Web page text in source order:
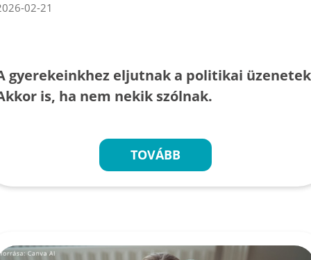
02-21
gyerekeinkhez eljutnak a politikai
is, ha nem nekik szólnak.
TOVÁBB